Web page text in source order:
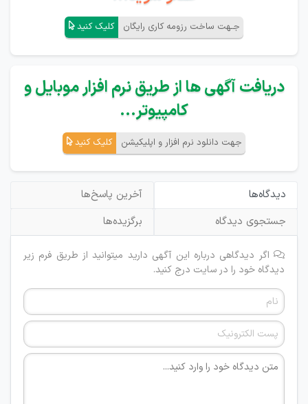
جـهت ساخت رزومه کاری رایگان کلیک کنید
دریافت آگهی ها از طریق نرم افزار موبایل و
کامپیوتر...
جهت دانلود نرم افزار و اپلیکیشن کلیک کنید
دیدگاه‌ها
آخرین پاسخ‌ها
جستجوی دیدگاه
برگزیده‌ها
اگر دیدگاهی درباره این آگهی دارید میتوانید از طریق فرم زیر
دیدگاه خود را در سایت درج کنید.